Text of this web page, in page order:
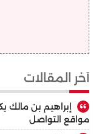
أخر المقالات
إبراهيم بن مالك
مواقع التواصل